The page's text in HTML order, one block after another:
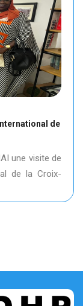
de
une visite de
de la Croix-